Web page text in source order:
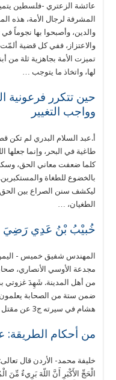
عائشة الزعتري -فلسطين
المشرفة لرجال الأمة، هذه
والدين، وأصبحوا بها نجوماً
والاعتزاز، ففي كل قضية
تميزت الأمة بجاهزية ثلة من
لها، واتخاذ ما يتوجب …
حين تتكرر فرعونية
وواجب التغيير
أ.عبد السلام البدري لم تكن
طاغية في البحر، وإنما جعلها
كلما ضعفت معاني الحق،
بالخضوع للطغاة
ليكشف سنن الصراع بين الحق
الطغيان، …
خُبيْبُ بْنُ عَدِي رَضِيَ
المهندس شفيق خميس -
مجدعة الأوسي الأنصاري،
من أهل المدينة. شَهِدَ غزوتي
ضمن ستة من الصحابة يعلمون
هشام في سيرته ج3 عن مقتل …
من أحكام الطريقة:
خليفة محمد- الأردن قال
الْحَجِّ الأَكْبَرِ أَنَّ اللّهَ بَرِيءٌ